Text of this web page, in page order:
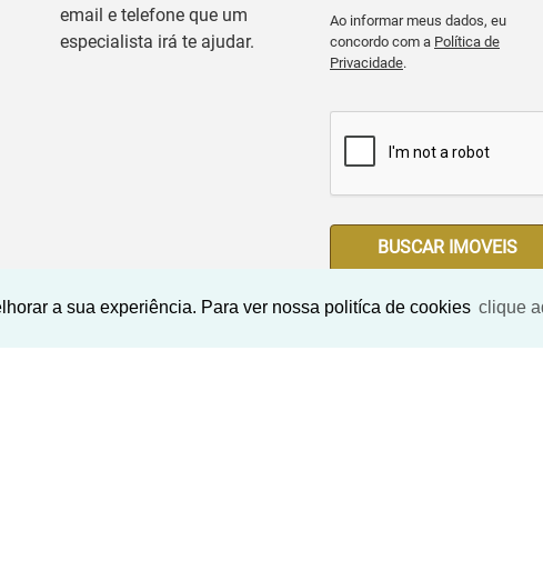
a sua experiência. Para ver nossa politíca de cookies clique
email e telefone que um
especialista irá te ajudar.
Ao informar meus dados, eu
concordo com a Política de
Privacidade.
BUSCAR IMOVEIS